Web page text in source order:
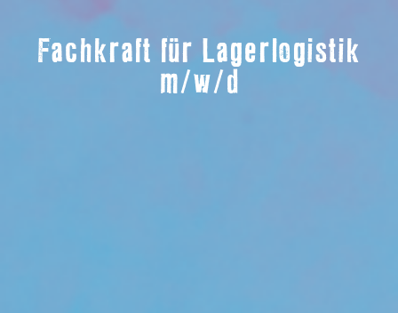
Fachkraft für Lagerlogistik
m/w/d